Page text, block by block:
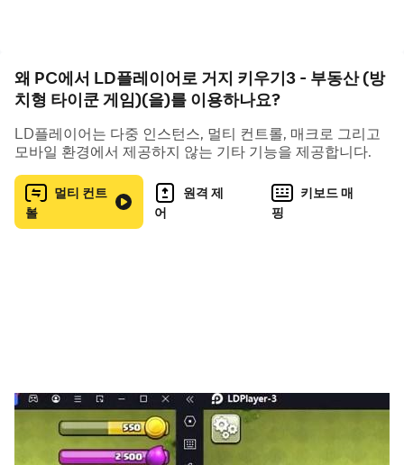
[손님]: 손님을 업그레이드하면 자동 방문이 증가해서 방치
형 게임으로 즐길 수 있습니다.
[스킬]: 손님을 더 많이 찾아오게 하거나 돈을 더 빨리 벌 수
있는 스킬들이 있습니다.
[건설]: 빈 공터를 개발해서 허허벌판이던 빈공터를 풍요로
운 신도시로 바꿀 수 있습니다.
니다.
[공원]: 자판기 아래서 동전을 줍거나, 공원에서 캔줍기 미니
게임을 할 수 있습니다.
왜 PC에서 LD플레이어로 거지 키우기3 - 부동산 (방
치형 타이쿤 게임)(을)를 이용하나요?
LD플레이어는 다중 인스턴스, 멀티 컨트롤, 매크로 그리고
모바일 환경에서 제공하지 않는 기타 기능을 제공합니다.
멀티 컨트
롤
원격 제
어
키보드 매
핑